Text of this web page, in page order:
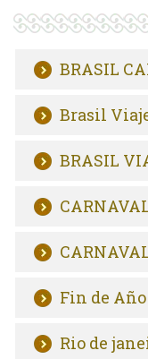
BRASIL
Brasil
BRASIL
Fin de
Rio de